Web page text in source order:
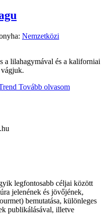
Nemzetközi
a lilahagymával és a kaliforniai
Tovább olvasom
legfontosabb céljai között
jelenének és jövőjének,
bemutatása, különleges
publikálásával, illetve